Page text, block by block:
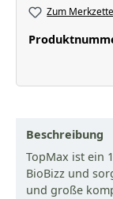
Zum
Beschreibung
TopMax ist ein
BioBizz und
und große